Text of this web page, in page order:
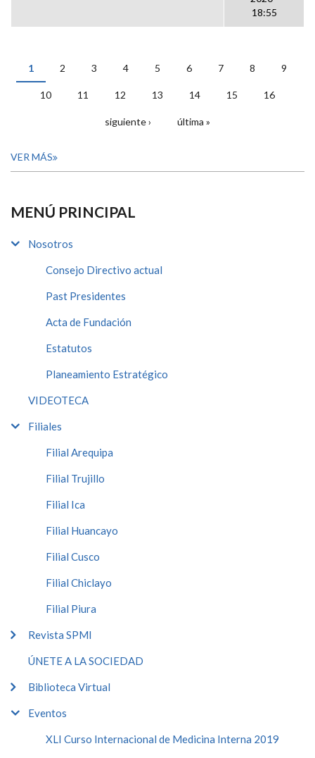
18:55
PÁGINAS
1 2 3 4 5 6 7 8 9
10 11 12 13 14 15 16
siguiente › última »
VER MÁS
MENÚ PRINCIPAL
Nosotros
Consejo Directivo actual
Past Presidentes
Acta de Fundación
Estatutos
Planeamiento Estratégico
VIDEOTECA
Filiales
Filial Arequipa
Filial Trujillo
Filial Ica
Filial Huancayo
Filial Cusco
Filial Chiclayo
Filial Piura
Revista SPMI
ÚNETE A LA SOCIEDAD
Biblioteca Virtual
Eventos
XLI Curso Internacional de Medicina Interna 2019